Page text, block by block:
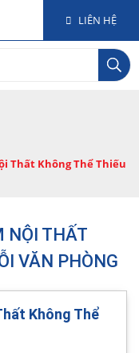
LIÊN HỆ
Thất Không Thể Thiếu
NỘI THẤT
VĂN PHÒNG
Không Thể